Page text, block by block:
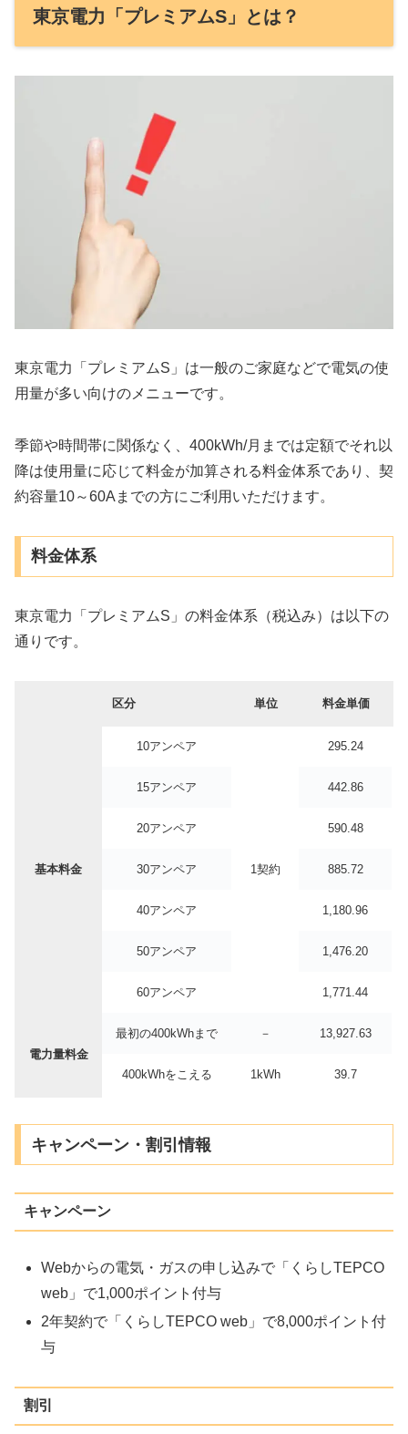
東京電力「プレミアムS」とは？
東京電力「プレミアムS」は一般のご家庭などで電気の使
用量が多い向けのメニューです。
季節や時間帯に関係なく、400kWh/月までは定額でそれ以
降は使用量に応じて料金が加算される料金体系であり、契
約容量10～60Aまでの方にご利用いただけます。
料金体系
東京電力「プレミアムS」の料金体系（税込み）は以下の
通りです。
区分 単位 料金単価
基本料金
10アンペア
1契約
295.24
15アンペア 442.86
20アンペア 590.48
30アンペア 885.72
40アンペア 1,180.96
50アンペア 1,476.20
60アンペア 1,771.44
電力量料金
最初の400kWhまで － 13,927.63
400kWhをこえる 1kWh 39.7
キャンペーン・割引情報
キャンペーン
Webからの電気・ガスの申し込みで「くらしTEPCO
web」で1,000ポイント付与
2年契約で「くらしTEPCO web」で8,000ポイント付
与
割引